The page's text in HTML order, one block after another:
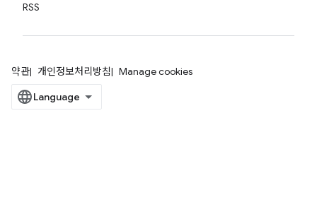
RSS
약관 개인정보처리방침 Manage cookies